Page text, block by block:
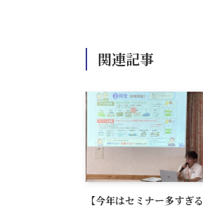
関連記事
【今年はセミナー多すぎる